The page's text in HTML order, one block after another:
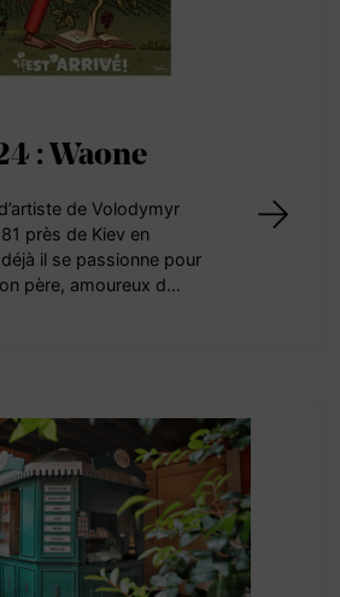
: Waone
de Volodymyr
près de Kiev en
il se passionne pour
père, amoureux d…